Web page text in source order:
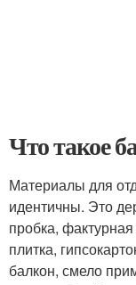
Что такое
Материалы для
идентичны. Это
пробка,
плитка,
балкон, смело